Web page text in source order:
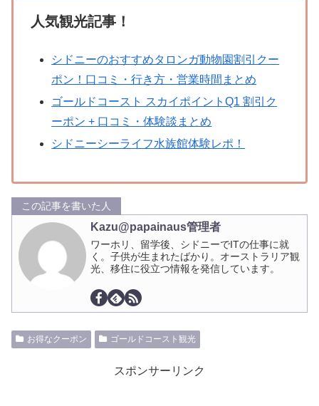
人気観光記事！
シドニーのおすすめタロンガ動物園割引クー
ポン！口コミ・行き方・営業時間まとめ
ゴールドコースト スカイポイントQ1 割引ク
ーポン + 口コミ・体験談まとめ
シドニーシーライフ水族館体験レポ！
この記事を書いた人
Kazu@papainaus管理者
ワーホリ、留学後、シドニーでITの仕事に就
く。子供が生まれたばかり。オーストラリア観
光、移住に役立つ情報を発信しています。
お得なクーポン ゴールドコースト観光
スポンサーリンク